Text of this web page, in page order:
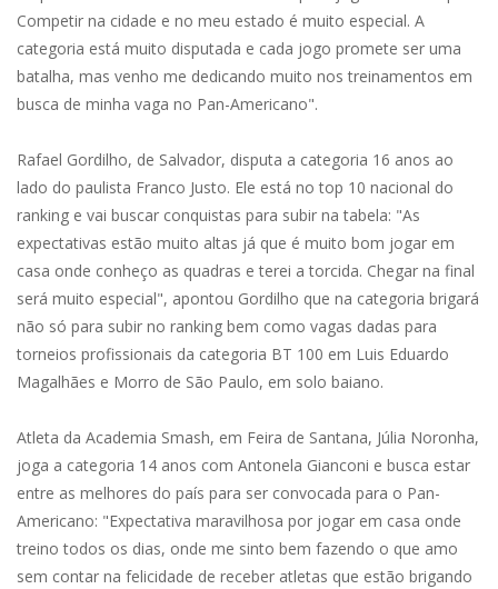
Competir na cidade e no meu estado é muito especial. A
categoria está muito disputada e cada jogo promete ser uma
batalha, mas venho me dedicando muito nos treinamentos em
busca de minha vaga no Pan-Americano".
Rafael Gordilho, de Salvador, disputa a categoria 16 anos ao
lado do paulista Franco Justo. Ele está no top 10 nacional do
ranking e vai buscar conquistas para subir na tabela: "As
expectativas estão muito altas já que é muito bom jogar em
casa onde conheço as quadras e terei a torcida. Chegar na final
será muito especial", apontou Gordilho que na categoria brigará
não só para subir no ranking bem como vagas dadas para
torneios profissionais da categoria BT 100 em Luis Eduardo
Magalhães e Morro de São Paulo, em solo baiano.
Atleta da Academia Smash, em Feira de Santana, Júlia Noronha,
joga a categoria 14 anos com Antonela Gianconi e busca estar
entre as melhores do país para ser convocada para o Pan-
Americano: "Expectativa maravilhosa por jogar em casa onde
treino todos os dias, onde me sinto bem fazendo o que amo
sem contar na felicidade de receber atletas que estão brigando